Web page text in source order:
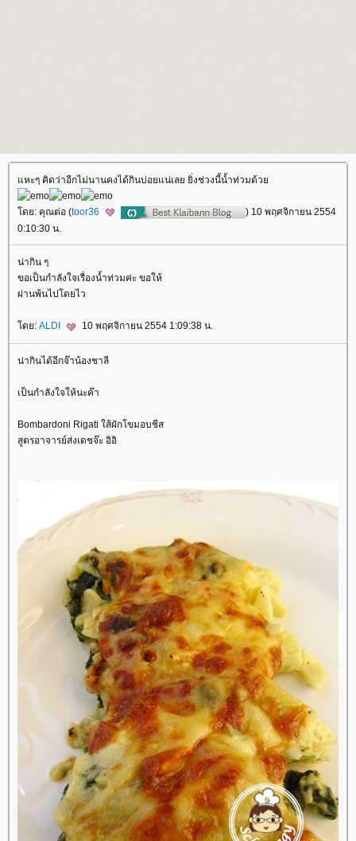
หะๆ คิดว่าอีกไม่นานคงได้กินบ่อยแน่เลย ยิ่งช่วงนี้น้ำท่วมด้ว
ดย: คุณต่อ (toor36
) 10 พฤศจิกายน 2554
0:10:30 น.
น่ากิน ๆ
ขอเป็นกำลังใจเรื่องน้ำท่วมค่ะ ขอให้
ผ่านพ้นไปโดยไว
ดย: ALDI 10 พฤศจิกายน 2554 1:09:38 น.
น่ากินได้อีกจ๊าน้องชาลี
เป็นกำลังใจให้นะค๊า
Bombardoni Rigati ใส้ผักโขมอบชีส
สูตรอาจารย์ส่งเดชจ๊ะ อิอิ